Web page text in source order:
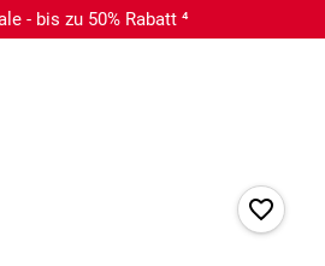
- bis zu 50% Rabatt ⁴